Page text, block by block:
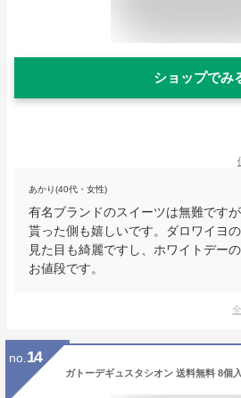
ショップでみ
あかり(40代・女性)
有名ブランドのスイーツは無難です
貰った側も嬉しいです。ダロワイヨ
見た目も綺麗ですし、ホワイトデー
お値段です。
no. 14